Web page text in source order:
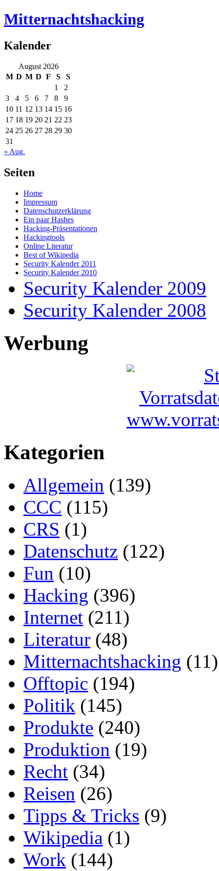
Mitternachtshacking
Kalender
August 2026
M D M D F S
S
1
2
3
4 5 6 7 8
9
10 11 12 13 14 15 16
17 18 19 20 21 22 23
24 25 26 27 28 29 30
31
« Aug.
Seiten
Home
Impressum
Datenschutzerklärung
Ein paar Hashes
Hacking-Präsentationen
Hackingtools
Online Literatur
Best of Wikipedia
Security Kalender 2011
Security Kalender 2010
Security Kalender 2009
Security Kalender 2008
Werbung
Kategorien
Allgemein (139)
CCC (115)
CRS (1)
Datenschutz (122)
Fun (10)
Hacking (396)
Internet (211)
Literatur (48)
Mitternachtshacking (11)
Offtopic (194)
Politik (145)
Produkte (240)
Produktion (19)
Recht (34)
Reisen (26)
Tipps & Tricks (9)
Wikipedia (1)
Work (144)